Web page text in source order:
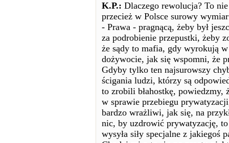
K.P.: Dlaczego rewolucja? To
przecież w Polsce surowy
- Prawa - pragnącą, żeby był
za podrobienie przepustki, żeby
że sądy to mafia, gdy wyrokują
dożywocie, jak się wspomni, że
Gdyby tylko ten najsurowszy
ścigania ludzi, którzy są
to zrobili błahostkę, powiedzmy,
w sprawie przebiegu
bardzo wrażliwi, jak się, na
nic, by uzdrowić prywatyzację,
wysyła siły specjalne z jakiegoś